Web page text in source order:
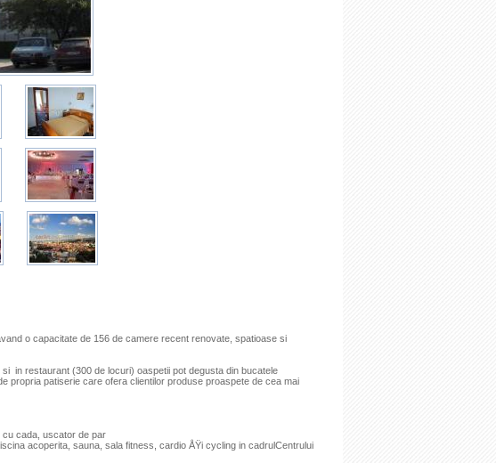
o capacitate de 156 de camere recent renovate, spatioase si
in restaurant (300 de locuri) oaspetii pot degusta din bucatele
propria patiserie care ofera clientilor produse proaspete de cea mai
cu cada, uscator de par
acoperita, sauna, sala fitness, cardio ÅŸi cycling in cadrulCentrului